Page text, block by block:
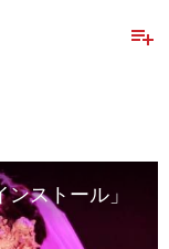
playlist_add
ストール」